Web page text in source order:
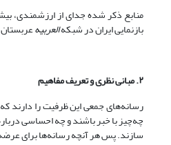
منابع ذکر شده جدای از ارزشمندی،
بازنمایی ایران در شبکهالعربیه
۲. مبانی نظری و تعریف مفاهیم
رسانه‌های جمعی این ظرفیت را دارند
چه‌چیز با خبر باشند و چه احساسی
سازند. پس هر آنچه رسانه‌ها برای